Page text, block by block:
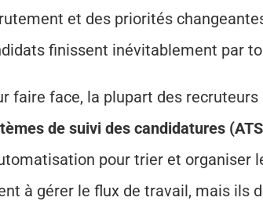
et des priorités
finissent inévitablement par
de suivi des candidatures
pour trier et organiser
à gérer le flux de travail, mais ils